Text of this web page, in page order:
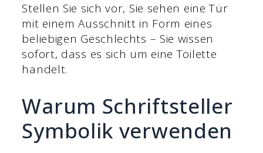
Stellen Sie sich vor, Sie sehen eine Tür
mit einem Ausschnitt in Form eines
beliebigen Geschlechts – Sie wissen
sofort, dass es sich um eine Toilette
handelt.
Warum Schriftsteller
Symbolik verwenden